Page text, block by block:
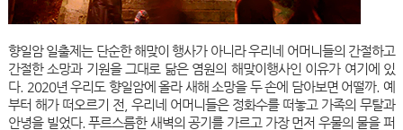
향일암 일출제는 단순한 해맞이 행사가 아니라 우리네 어머니들의 간절하고
간절한 소망과 기원을 그대로 닮은 염원의 해맞이행사인 이유가 여기에 있
다. 2020년 우리도 향일암에 올라 새해 소망을 두 손에 담아보면 어떨까. 예
부터 해가 떠오르기 전, 우리네 어머니들은 정화수를 떠놓고 가족의 무탈과
안녕을 빌었다. 푸르스름한 새벽의 공기를 가르고 가장 먼저 우물의 물을 퍼